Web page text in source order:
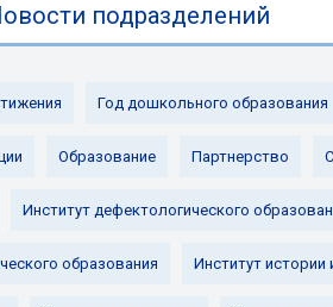
подразделений
Год дошкольного образования
Образование Партнерство
Институт дефектологического
образования Институт истории